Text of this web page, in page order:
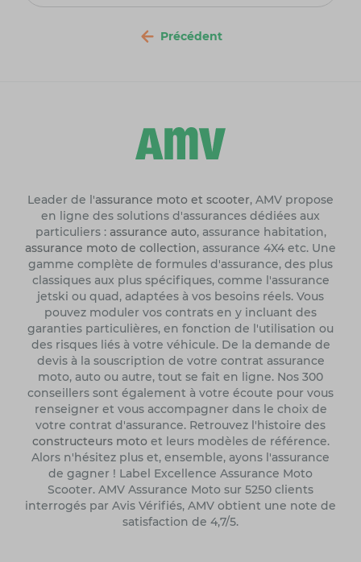
Précédent
Leader de l'assurance moto et scooter, AMV propose
en ligne des solutions d'assurances dédiées aux
particuliers : assurance auto, assurance habitation,
assurance moto de collection, assurance 4X4 etc. Une
gamme complète de formules d'assurance, des plus
classiques aux plus spécifiques, comme l'assurance
jetski ou quad, adaptées à vos besoins réels. Vous
pouvez moduler vos contrats en y incluant des
garanties particulières, en fonction de l'utilisation ou
des risques liés à votre véhicule. De la demande de
devis à la souscription de votre contrat assurance
moto, auto ou autre, tout se fait en ligne. Nos 300
conseillers sont également à votre écoute pour vous
renseigner et vous accompagner dans le choix de
votre contrat d'assurance. Retrouvez l'histoire des
constructeurs motoet leurs modèles de référence.
Alors n'hésitez plus et, ensemble, ayons l'assurance
de gagner ! Label Excellence Assurance Moto
Scooter. AMV Assurance Moto sur 5250 clients
interrogés par Avis Vérifiés, AMV obtient une note de
satisfaction de 4,7/5.